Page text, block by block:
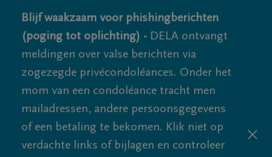
Blijf waakzaam voor phishingberichten
(poging tot oplichting) - DELA ontvangt
meldingen over valse berichten via
zogezegde privécondoléances. Onder het
mom van een condoléance tracht men
mailadressen, andere persoonsgegevens
of een betaling te bekomen. Klik niet op
verdachte links of bijlagen en controleer